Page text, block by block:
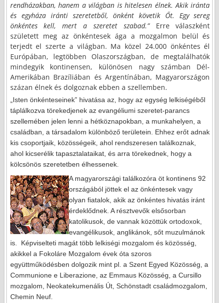
rendházakban, hanem a világban is hitelesen élnek. Akik iránta
és egyháza iránti szeretetből, önként követik Őt. Egy sereg
önkéntes kell, mert a szeretet szabad.” Erre válaszként
született meg az önkéntesek ága a mozgalmon belül és
terjedt el szerte a világban. Ma közel 24.000 önkéntes él
Európában, legtöbben Olaszországban, de megtalálhatók
mindegyik kontinensen, különösen nagy számban Dél-
Amerikában Brazíliában és Argentínában, Magyarországon
százan élnek és dolgoznak ebben a szellemben.
„Isten önkénteseinek” hivatása az, hogy az egység lelkiségéből
táplálkozva törekedjenek az evangéliumi szeretet-parancs
szellemében jelen lenni a hétköznapokban, a munkahelyen, a
családban, a társadalom különböző területein. Ehhez erőt adnak
kis csoportjaik, közösségeik, ahol rendszeresen találkoznak,
ahol kicserélik tapasztalataikat, és arra törekednek, hogy a
kölcsönös szeretetben élhessenek.
A magyarországi találkozóra öt kontinens 92
országából jöttek el az önkéntesek vagy
olyan fiatalok, akik az önkéntes hivatás iránt
érdeklődnek. A résztvevők elsősorban
katolikusok, de vannak közöttük ortodoxok,
evangélikusok, anglikánok, sőt muzulmánok
is.
Képviselteti magát több lelkiségi mozgalom és közösség,
akikkel a Fokoláre Mozgalom évek óta szoros
együttműködésben dolgozik mint pl. a Szent Egyed Közösség, a
Communione e Liberazione, az Emmaus Közösség, a Cursillo
mozgalom, Neokatekumenális Út, Schönstadt családmozgalom,
Chemin Neuf.